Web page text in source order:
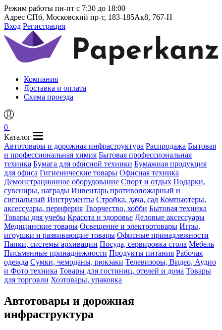
Режим работы пн-пт с 7:30 до 18:00
Адрес СПб, Московский пр-т, 183-185Ак8, 767-Н
Вход Регистрация
Компания
Доставка и оплата
Схема проезда
0
Каталог
Автотовары и дорожная инфраструктура Распродажа Бытовая
и профессиональная химия Бытовая профессиональная
техника Бумага для офисной техники Бумажная продукция
для офиса Гигиенические товары Офисная техника
Демонстрационное оборудование Спорт и отдых Подарки,
сувениры, награды Инвентарь противопожарный и
сигнальный Инструменты Стройка, дача, сад Компьютеры,
аксессуары, периферия Творчество, хобби Бытовая техника
Товары для учебы Красота и здоровье Деловые аксессуары
Медицинские товары Освещение и электротовары Игры,
игрушки и развивающие товары Офисные принадлежности
Папки, системы архивации Посуда, сервировка стола Мебель
Письменные принадлежности Продукты питания Рабочая
одежда Сумки, чемоданы, рюкзаки Телевизоры, Видео, Аудио
и Фото техника Товары для гостиниц, отелей и дома Товары
для торговли Хозтовары, упаковка
Автотовары и дорожная
инфраструктура